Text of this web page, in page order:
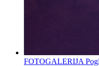
FOTOGALERIJA